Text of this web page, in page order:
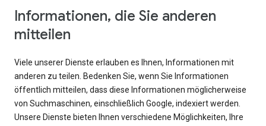
Informationen, die Sie anderen
mitteilen
Viele unserer Dienste erlauben es Ihnen, Informationen mit
anderen zu teilen. Bedenken Sie, wenn Sie Informationen
öffentlich mitteilen, dass diese Informationen möglicherweise
von Suchmaschinen, einschließlich Google, indexiert werden.
Unsere Dienste bieten Ihnen verschiedene Möglichkeiten, Ihre